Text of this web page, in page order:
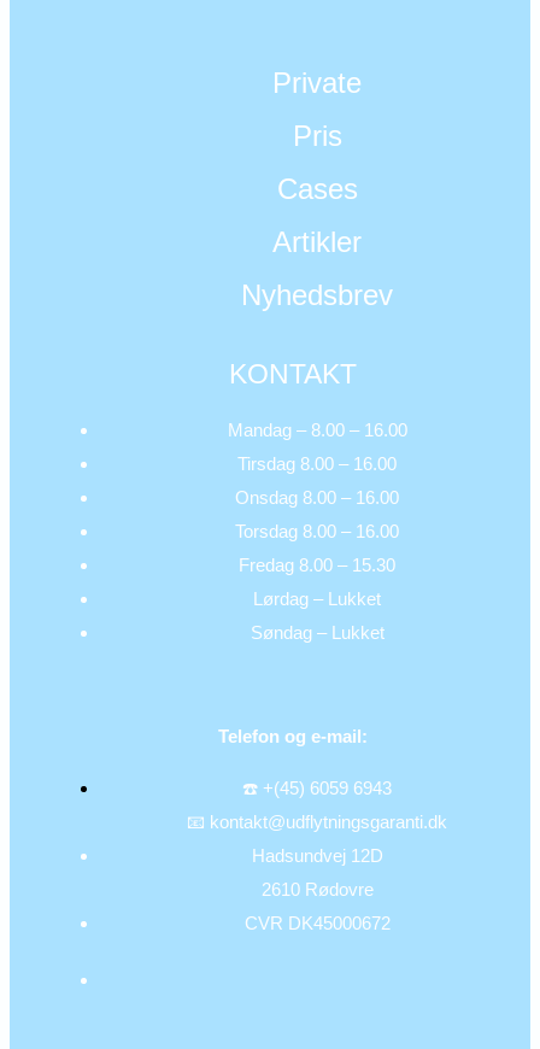
Private
Pris
Cases
Artikler
Nyhedsbrev
KONTAKT
Mandag – 8.00 – 16.00
Tirsdag 8.00 – 16.00
Onsdag 8.00 – 16.00
Torsdag 8.00 – 16.00
Fredag 8.00 – 15.30
Lørdag – Lukket
Søndag – Lukket
Telefon og e-mail:
☎️ +(45) 6059 6943
📧 kontakt@udflytningsgaranti.dk
Hadsundvej 12D
2610 Rødovre
CVR DK45000672